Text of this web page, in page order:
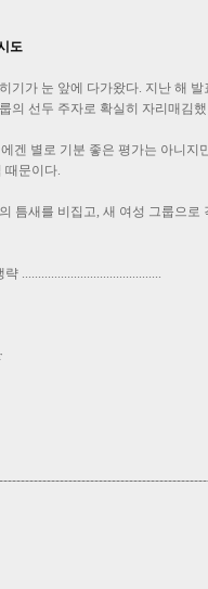
도
기가 눈 앞에 다가왔다. 지난 해
의 선두 주자로 확실히 자리매김
겐 별로 기분 좋은 평가는 아니
때문이다.
틈새를 비집고, 새 여성 그룹으
...........................................